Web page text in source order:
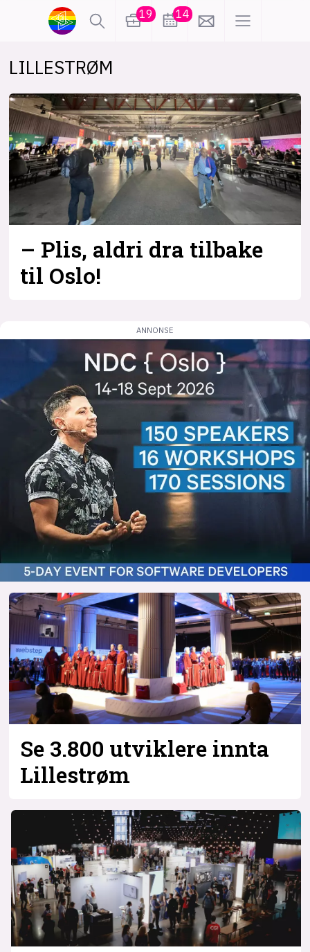
19 14
LILLESTRØM
– Plis, aldri dra tilbake
til Oslo!
Se 3.800 utviklere innta
Lillestrøm
lønn
karriere
meninger
utdanning sikkerhet
kontor
frontend
apputvikling
tilgjengelighet
lys modus
mørk modus
nyhetsbrev
kode24-klubben
LinkedIn
Bluesky
Facebook
annonsepriser
annonseguide
suksesshistorier
Bli firmapartner